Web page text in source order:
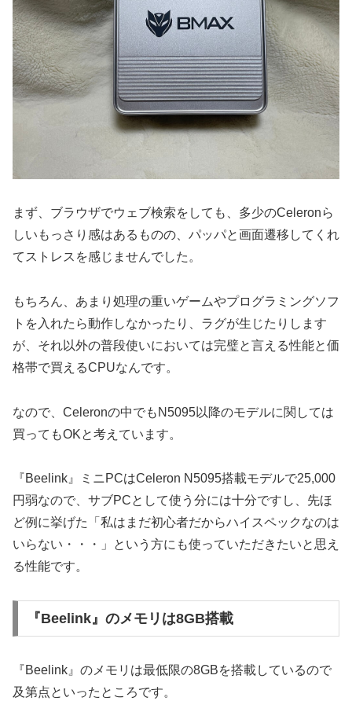
まず、ブラウザでウェブ検索をしても、多少のCeleronら
しいもっさり感はあるものの、パッパと画面遷移してくれ
てストレスを感じませんでした。
もちろん、あまり処理の重いゲームやプログラミングソフ
トを入れたら動作しなかったり、ラグが生じたりします
が、それ以外の普段使いにおいては完璧と言える性能と価
格帯で買えるCPUなんです。
なので、Celeronの中でもN5095以降のモデルに関しては
買ってもOKと考えています。
『Beelink』ミニPCはCeleron N5095搭載モデルで25,000
円弱なので、サブPCとして使う分には十分ですし、先ほ
ど例に挙げた「私はまだ初心者だからハイスペックなのは
いらない・・・」という方にも使っていただきたいと思え
る性能です。
『Beelink』のメモリは8GB搭載
『Beelink』のメモリは最低限の8GBを搭載しているので
及第点といったところです。